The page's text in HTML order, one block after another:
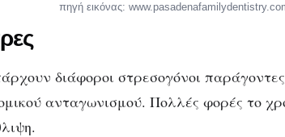
πηγή εικόνας:
διάφοροι στρεσογόνοι
ανταγωνισμού. Πολλές φορές το